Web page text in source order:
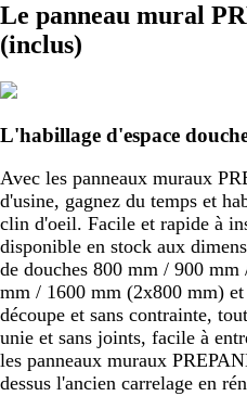
Le panneau mural
(inclus)
L'habillage d'espace
Avec les panneaux muraux
d'usine, gagnez du temps et
clin d'oeil. Facile et rapide à
disponible en stock aux
de douches 800 mm / 900
mm / 1600 mm (2x800 mm) et
découpe et sans contrainte,
unie et sans joints, facile à
les panneaux muraux
dessus l'ancien carrelage en